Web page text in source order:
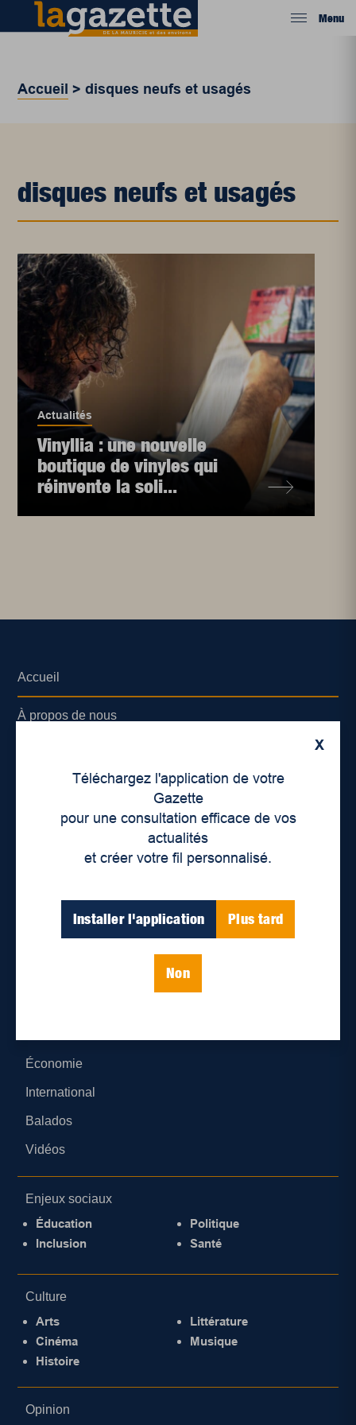
Menu
Accueil >disques neufs et usagés
disques neufs et usagés
Actualités
Vinyllia : une nouvelle
boutique de vinyles qui
réinvente la soli...
X
Téléchargez l'application de votre
Gazette
pour une consultation efficace de vos
actualités
et créer votre fil personnalisé.
Installer l'application Plus tard
Non
Accueil
À propos de nous
Lieux de distribution
Économie
International
Balados
Vidéos
Enjeux sociaux
Éducation
Inclusion
Politique
Santé
Culture
Arts
Cinéma
Histoire
Littérature
Musique
Opinion